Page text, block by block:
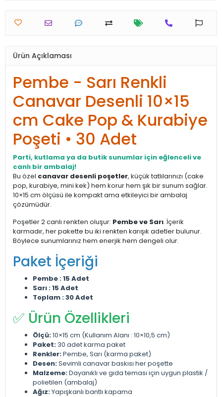
Ürün Açıklaması
Pembe - Sarı Renkli
Canavar Desenli 10×15
cm Cake Pop & Kurabiye
Poşeti • 30 Adet
Parti, kutlama ya da butik sunumlar için eğlenceli ve
canlı bir ambalaj!
Bu özel canavar desenli poşetler, küçük tatlılarınızı (cake
pop, kurabiye, mini kek) hem korur hem şık bir sunum sağlar.
10×15 cm ölçüsü ile kompakt ama etkileyici bir ambalaj
çözümüdür.
Poşetler 2 canlı renkten oluşur: Pembe ve Sarı. İçerik
karmadır, her pakette bu iki renkten karışık adetler bulunur.
Böylece sunumlarınız hem enerjik hem dengeli olur.
Paket İçeriği
Pembe : 15 Adet
Sarı : 15 Adet
Toplam : 30 Adet
✅ Ürün Özellikleri
Ölçü:10×15 cm (Kullanım Alanı : 10×10,5 cm)
Paket: 30 adet karma paket
Renkler:Pembe, Sarı (karma paket)
Desen:Sevimli canavar baskısı her poşette
Malzeme:Dayanıklı ve gıda teması için uygun plastik /
polietilen (ambalaj)
Ağız:Yapışkanlı bantlı kapama